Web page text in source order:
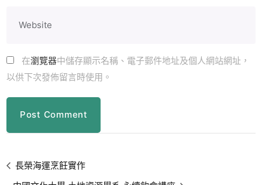
在瀏覽器中儲存顯示名稱、電子郵件地址及個人網站網址，
以供下次發佈留言時使用。
長榮海運烹飪實作